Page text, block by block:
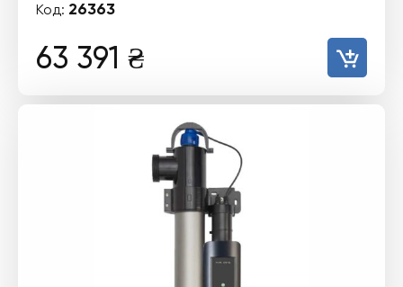
Код: 26363
63 391 ₴